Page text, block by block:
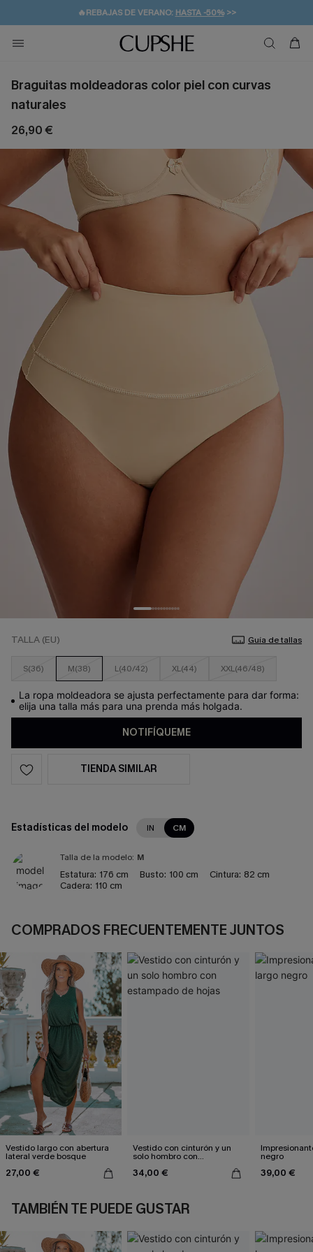
👒PROMOCIÓN DE VERANO:-10% EN 2 VESTIDOS
💌¡SUSCRIBIRSE & GANAR -10% EXTRA!
🚚ENVÍO GRATUITO A PARTIR DE 49 € >>
Braguitas moldeadoras color piel con curvas
naturales
26,90 €
TALLA (EU) Guía de tallas
S(36) M(38) L(40/42) XL(44) XXL(46/48)
La ropa moldeadora se ajusta perfectamente para dar forma:
elija una talla más para una prenda más holgada.
NOTIFÍQUEME
TIENDA SIMILAR
Estadísticas del modelo IN CM
Talla de la modelo: M
Estatura: 176 cm Busto: 100 cm Cintura: 82 cm
Cadera: 110 cm
COMPRADOS FRECUENTEMENTE JUNTOS
Vestido largo con abertura
lateral verde bosque
27,00 €
Vestido con cinturón y un
solo hombro con
34,00 €
negro
39,00 €
TAMBIÉN TE PUEDE GUSTAR